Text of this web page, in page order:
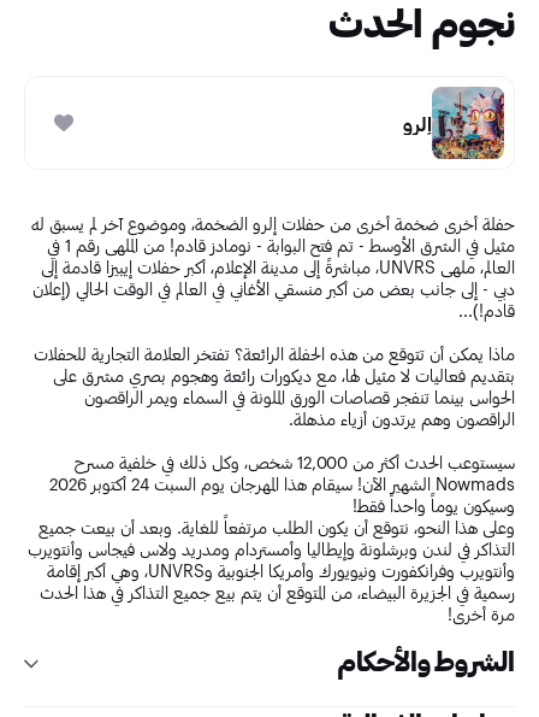
نجوم الحدث
إلرو
حفلة أخرى ضخمة أخرى من حفلات إلرو الضخمة، وموضوع آخر لم يسبق له
مثيل في الشرق الأوسط - تم فتح البوابة - نومادز قادم! من الملهى رقم 1 في
العالم، ملهى UNVRS، مباشرةً إلى مدينة الإعلام، أكبر حفلات إيبيزا قادمة إلى
دبي - إلى جانب بعض من أكبر منسقي الأغاني في العالم في الوقت الحالي (إعلان
قادم!)...
ماذا يمكن أن تتوقع من هذه الحفلة الرائعة؟ تفتخر العلامة التجارية للحفلات
بتقديم فعاليات لا مثيل لها، مع ديكورات رائعة وهجوم بصري مشرق على
الحواس بينما تنفجر قصاصات الورق الملونة في السماء ويمر الراقصون
الراقصون وهم يرتدون أزياء مذهلة.
سيستوعب الحدث أكثر من 12,000 شخص، وكل ذلك في خلفية مسرح
Nowmads الشهير الآن! سيقام هذا المهرجان يوم السبت 24 أكتوبر 2026
وسيكون يوماً واحداً فقط!
وعلى هذا النحو، نتوقع أن يكون الطلب مرتفعاً للغاية. وبعد أن بيعت جميع
التذاكر في لندن وبرشلونة وإيطاليا وأمستردام ومدريد ولاس فيجاس وأنتويرب
وأنتويرب وفرانكفورت ونيويورك وأمريكا الجنوبية وUNVRS، وهي أكبر إقامة
رسمية في الجزيرة البيضاء، من المتوقع أن يتم بيع جميع التذاكر في هذا الحدث
مرة أخرى!
الشروط والأحكام